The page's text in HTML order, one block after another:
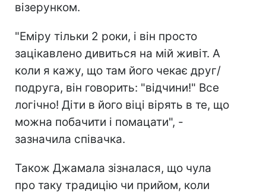
візерунком.
"Еміру тільки 2 роки, і він просто
зацікавлено дивиться на мій живіт. А
коли я кажу, що там його чекає друг/
подруга, він говорить: "відчини!" Все
логічно! Діти в його віці вірять в те, що
можна побачити і помацати", -
зазначила співачка.
Також Джамала зізналася, що чула
про таку традицію чи прийом, коли